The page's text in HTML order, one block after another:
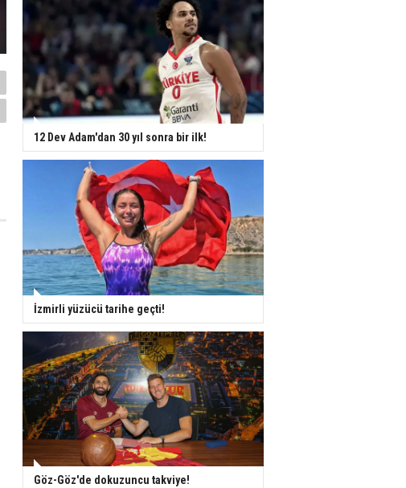
12 Dev Adam'dan 30 yıl sonra bir ilk!
İzmirli yüzücü tarihe geçti!
Göz-Göz'de dokuzuncu takviye!